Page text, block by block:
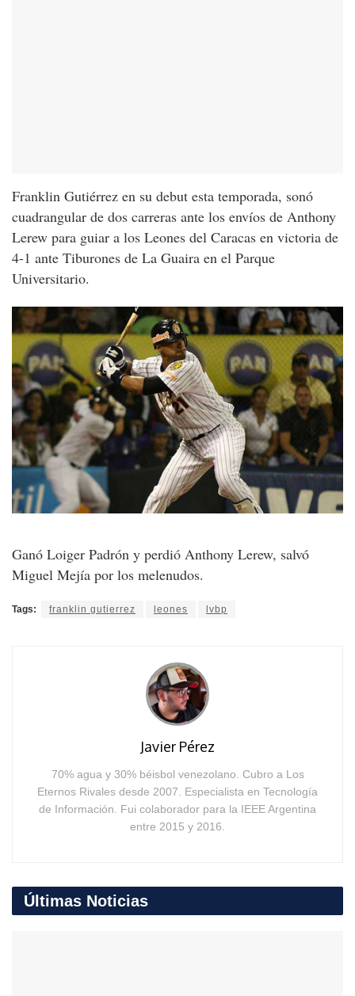
Franklin Gutiérrez en su debut esta temporada, sonó
cuadrangular de dos carreras ante los envíos de Anthony
Lerew para guiar a los Leones del Caracas en victoria de
4-1 ante Tiburones de La Guaira en el Parque
Universitario.
Ganó Loiger Padrón y perdió Anthony Lerew, salvó
Miguel Mejía por los melenudos.
Tags: franklin gutierrez leones lvbp
Javier Pérez
70% agua y 30% béisbol venezolano. Cubro a Los
Eternos Rivales desde 2007. Especialista en Tecnología
de Información. Fui colaborador para la IEEE Argentina
entre 2015 y 2016.
Últimas Noticias